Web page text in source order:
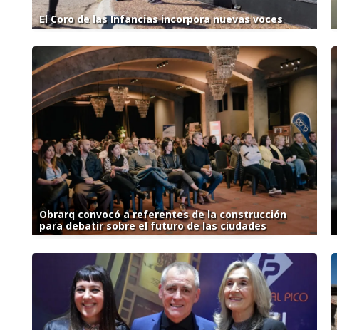
El Coro de las Infancias incorpora nuevas voces
Obrarq convocó a referentes de la construcción
para debatir sobre el futuro de las ciudades